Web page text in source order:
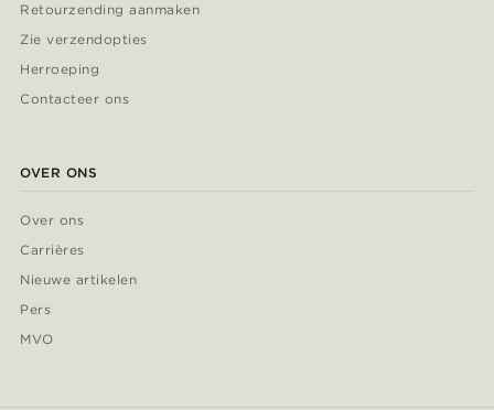
Retourzending aanmaken
Zie verzendopties
Herroeping
Contacteer ons
OVER ONS
Over ons
Carrières
Nieuwe artikelen
Pers
MVO